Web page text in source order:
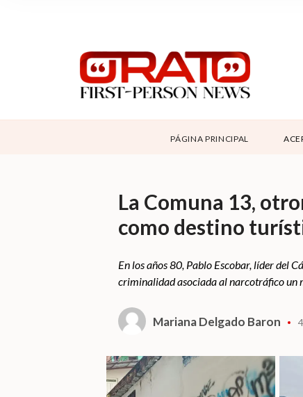
SUPPORT
CONTÁCTANOS
PÁGINA PRINCIPAL
La Comuna 13,
como destino
En los años 80, Pablo Escobar, líder del
criminalidad asociada al narcotráfico un
Mariana Delgado Baron